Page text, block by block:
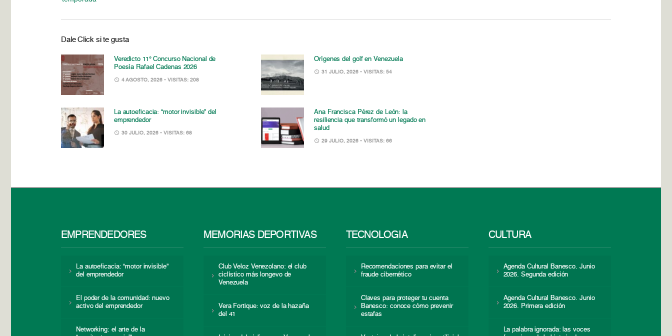
Dale Click si te gusta
Veredicto 11° Concurso Nacional de
Poesía Rafael Cadenas 2026
4 AGOSTO, 2026 • VISITAS: 208
Orígenes del golf en Venezuela
31 JULIO, 2026 • VISITAS: 54
La autoeficacia: “motor invisible” del
emprendedor
30 JULIO, 2026 • VISITAS: 68
Ana Francisca Pérez de León: la
resiliencia que transformó un legado en
salud
29 JULIO, 2026 • VISITAS: 66
EMPRENDEDORES
La autoeficacia: “motor invisible”
del emprendedor
El poder de la comunidad: nuevo
activo del emprendedor
Networking: el arte de la
MEMORIAS DEPORTIVAS
Club Veloz Venezolano: el club
ciclístico más longevo de
Venezuela
Vera Fortique: voz de la hazaña
del 41
TECNOLOGÍA
Recomendaciones para evitar el
fraude cibernético
Claves para proteger tu cuenta
Banesco: conoce cómo prevenir
estafas
CULTURA
Agenda Cultural Banesco. Junio
2026. Segunda edición
Agenda Cultural Banesco. Junio
2026. Primera edición
La palabra ignorada: las voces